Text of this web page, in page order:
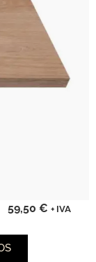
59,50€ + IVA